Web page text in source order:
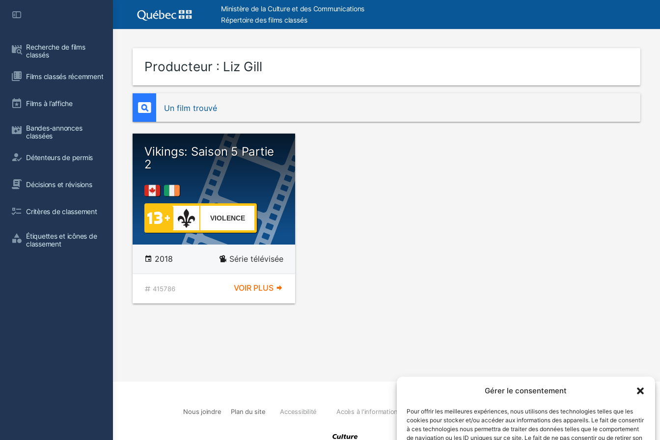
Gérer le consentement
Pour offrir les meilleures expériences, nous utilisons des technologies telles que les
cookies pour stocker et/ou accéder aux informations des appareils. Le fait de consentir
à ces technologies nous permettra de traiter des données telles que le comportement
de navigation ou les ID uniques sur ce site. Le fait de ne pas consentir ou de retirer son
Recherche de films
classés
Films classés récemment
Films à l’affiche
Bandes-annonces
classées
Détenteurs de permis
Décisions et révisions
Critères de classement
Étiquettes et icônes de
classement
Ministère de la Culture et des Communications
Répertoire des films classés
Producteur : Liz Gill
Un film trouvé
Vikings: Saison 5 Partie
2
VIOLENCE
2018 Série télévisée
415786 VOIR PLUS
Nous joindre Plan du site Accessibilité Accès à l'information Déclaration de services Politique de confidentialité